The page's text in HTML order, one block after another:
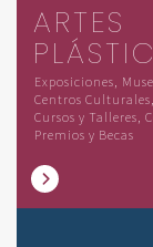
ARTES
Exposiciones,
Centros
Cursos y Talleres,
Premios y Becas